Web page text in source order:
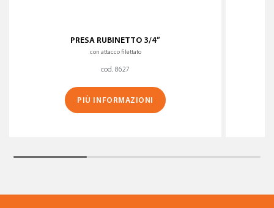
PRESA RUBINETTO 3/4”
con attacco filettato
cod. 8627
PIÙ INFORMAZIONI